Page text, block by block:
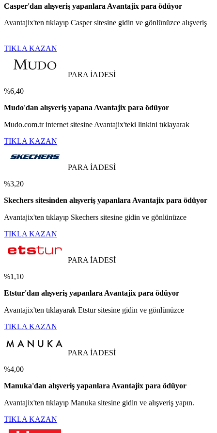
Casper'dan alışveriş yapanlara Avantajix para ödüyor
Avantajix'ten tıklayıp Casper sitesine gidin ve gönlünüzce alışveriş
TIKLA KAZAN
PARA İADESİ
%6,40
Mudo'dan alışveriş yapana Avantajix para ödüyor
Mudo.com.tr internet sitesine Avantajix'teki linkini tıklayarak
TIKLA KAZAN
PARA İADESİ
%3,20
Skechers sitesinden alışveriş yapanlara Avantajix para ödüyor
Avantajix'ten tıklayıp Skechers sitesine gidin ve gönlünüzce
TIKLA KAZAN
PARA İADESİ
%1,10
Etstur'dan alışveriş yapanlara Avantajix para ödüyor
Avantajix'ten tıklayarak Etstur sitesine gidin ve gönlünüzce
TIKLA KAZAN
PARA İADESİ
%4,00
Manuka'dan alışveriş yapanlara Avantajix para ödüyor
Avantajix'ten tıklayıp Manuka sitesine gidin ve alışveriş yapın.
TIKLA KAZAN